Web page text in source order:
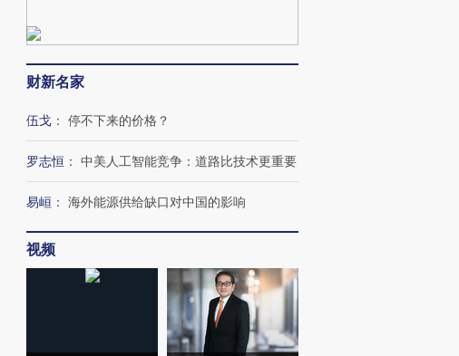
财新名家
伍戈 ： 停不下来的价格？
罗志恒 ： 中美人工智能竞争：道路比技术更重要
易峘 ： 海外能源供给缺口对中国的影响
视频